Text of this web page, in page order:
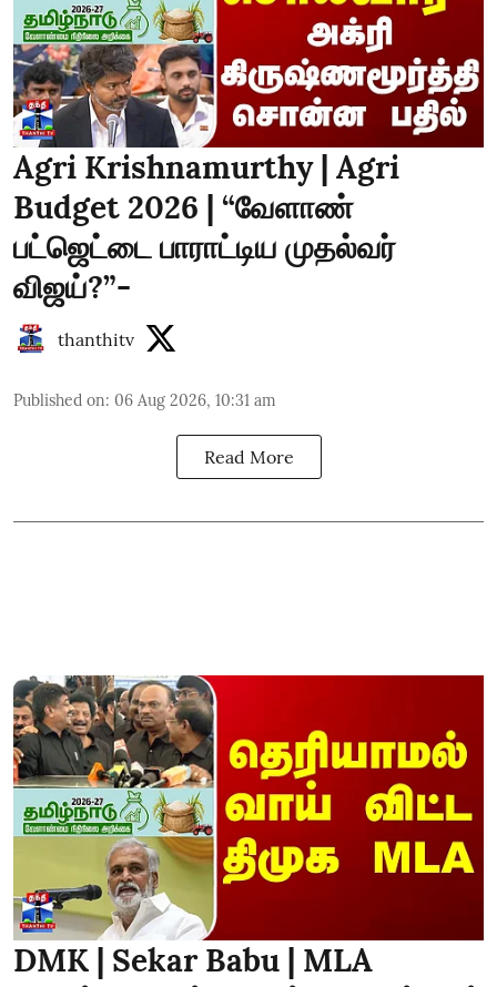
Agri Krishnamurthy | Agri
Budget 2026 | “வேளாண்
பட்ஜெட்டை பாராட்டிய முதல்வர்
விஜய்?”-
thanthitv
Published on: 06 Aug 2026, 10:31 am
Read More
DMK | Sekar Babu | MLA